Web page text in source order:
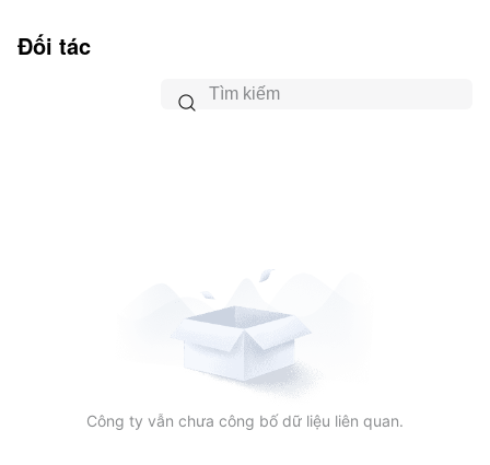
Đối tác

Công ty vẫn chưa công bố dữ liệu liên quan.